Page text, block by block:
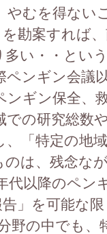
やむを得ない
勘案すれば
い・・とい
ペンギン会議
ンギン保全、
での研究総数
「特定の地
は、残念な
代以降のペン
」を可能な
野の中でも